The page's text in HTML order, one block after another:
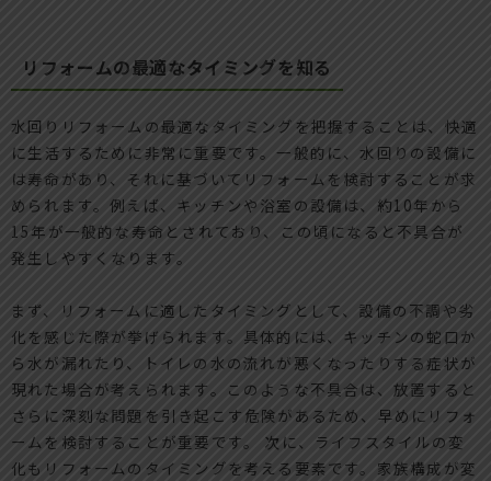
リフォームの最適なタイミングを知る
水回りリフォームの最適なタイミングを把握することは、快適
に生活するために非常に重要です。一般的に、水回りの設備に
は寿命があり、それに基づいてリフォームを検討することが求
められます。例えば、キッチンや浴室の設備は、約10年から
15年が一般的な寿命とされており、この頃になると不具合が
発生しやすくなります。
まず、リフォームに適したタイミングとして、設備の不調や劣
化を感じた際が挙げられます。具体的には、キッチンの蛇口か
ら水が漏れたり、トイレの水の流れが悪くなったりする症状が
現れた場合が考えられます。このような不具合は、放置すると
さらに深刻な問題を引き起こす危険があるため、早めにリフォ
ームを検討することが重要です。 次に、ライフスタイルの変
化もリフォームのタイミングを考える要素です。家族構成が変